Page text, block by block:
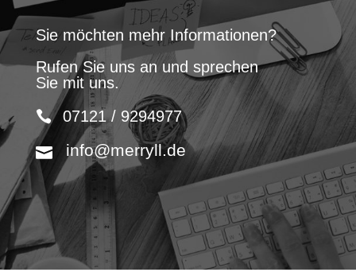
Sie möchten mehr Informationen?
Rufen Sie uns an und sprechen
Sie mit uns.
07121 / 9294977
info@merryll.de